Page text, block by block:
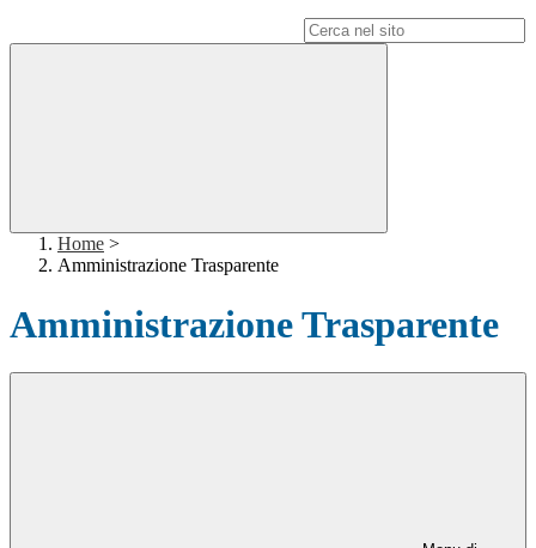
Home >
Amministrazione Trasparente
Amministrazione Trasparente